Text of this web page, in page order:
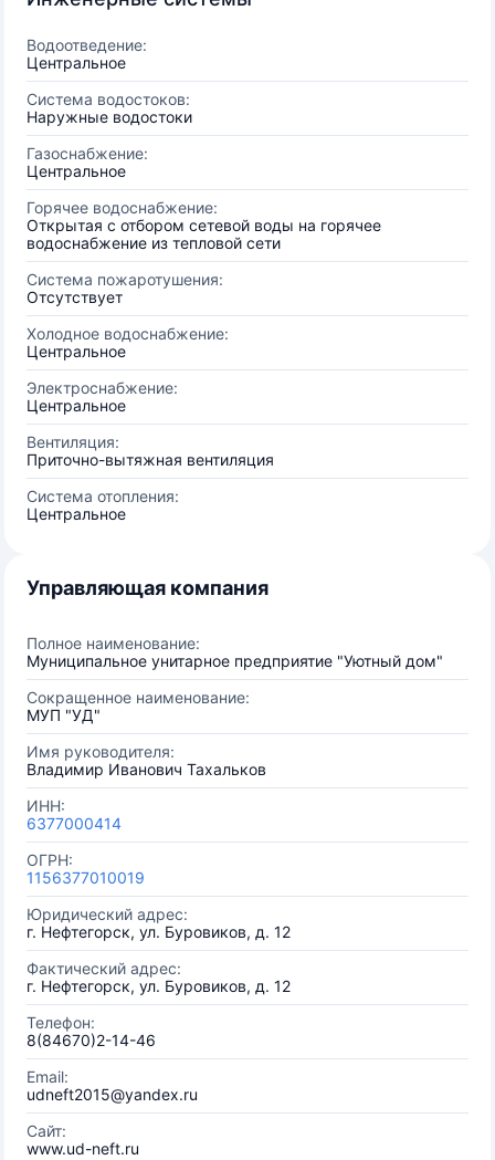
Водоотведение:
Центральное
Система водостоков:
Наружные водостоки
Газоснабжение:
Центральное
Горячее водоснабжение:
Открытая с отбором сетевой воды на горячее
водоснабжение из тепловой сети
Система пожаротушения:
Отсутствует
Холодное водоснабжение:
Центральное
Электроснабжение:
Центральное
Вентиляция:
Приточно-вытяжная вентиляция
Система отопления:
Центральное
Управляющая компания
Полное наименование:
Муниципальное унитарное предприятие "Уютный дом"
Сокращенное наименование:
МУП "УД"
Имя руководителя:
Владимир Иванович Тахальков
ИНН:
6377000414
ОГРН:
1156377010019
Юридический адрес:
г. Нефтегорск, ул. Буровиков, д. 12
Фактический адрес:
г. Нефтегорск, ул. Буровиков, д. 12
Телефон:
8(84670)2-14-46
Email:
udneft2015@yandex.ru
Сайт:
www.ud-neft.ru